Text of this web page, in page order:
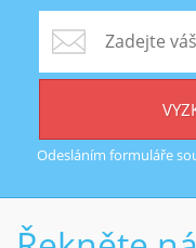
Odesláním formuláře